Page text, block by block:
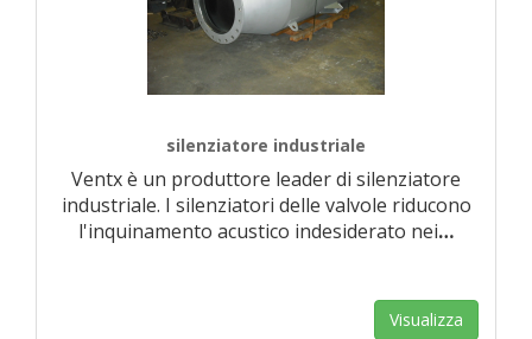
silenziatore industriale
Ventx è un produttore leader di silenziatore
industriale. I silenziatori delle valvole riducono
l'inquinamento acustico indesiderato nei…
Visualizza